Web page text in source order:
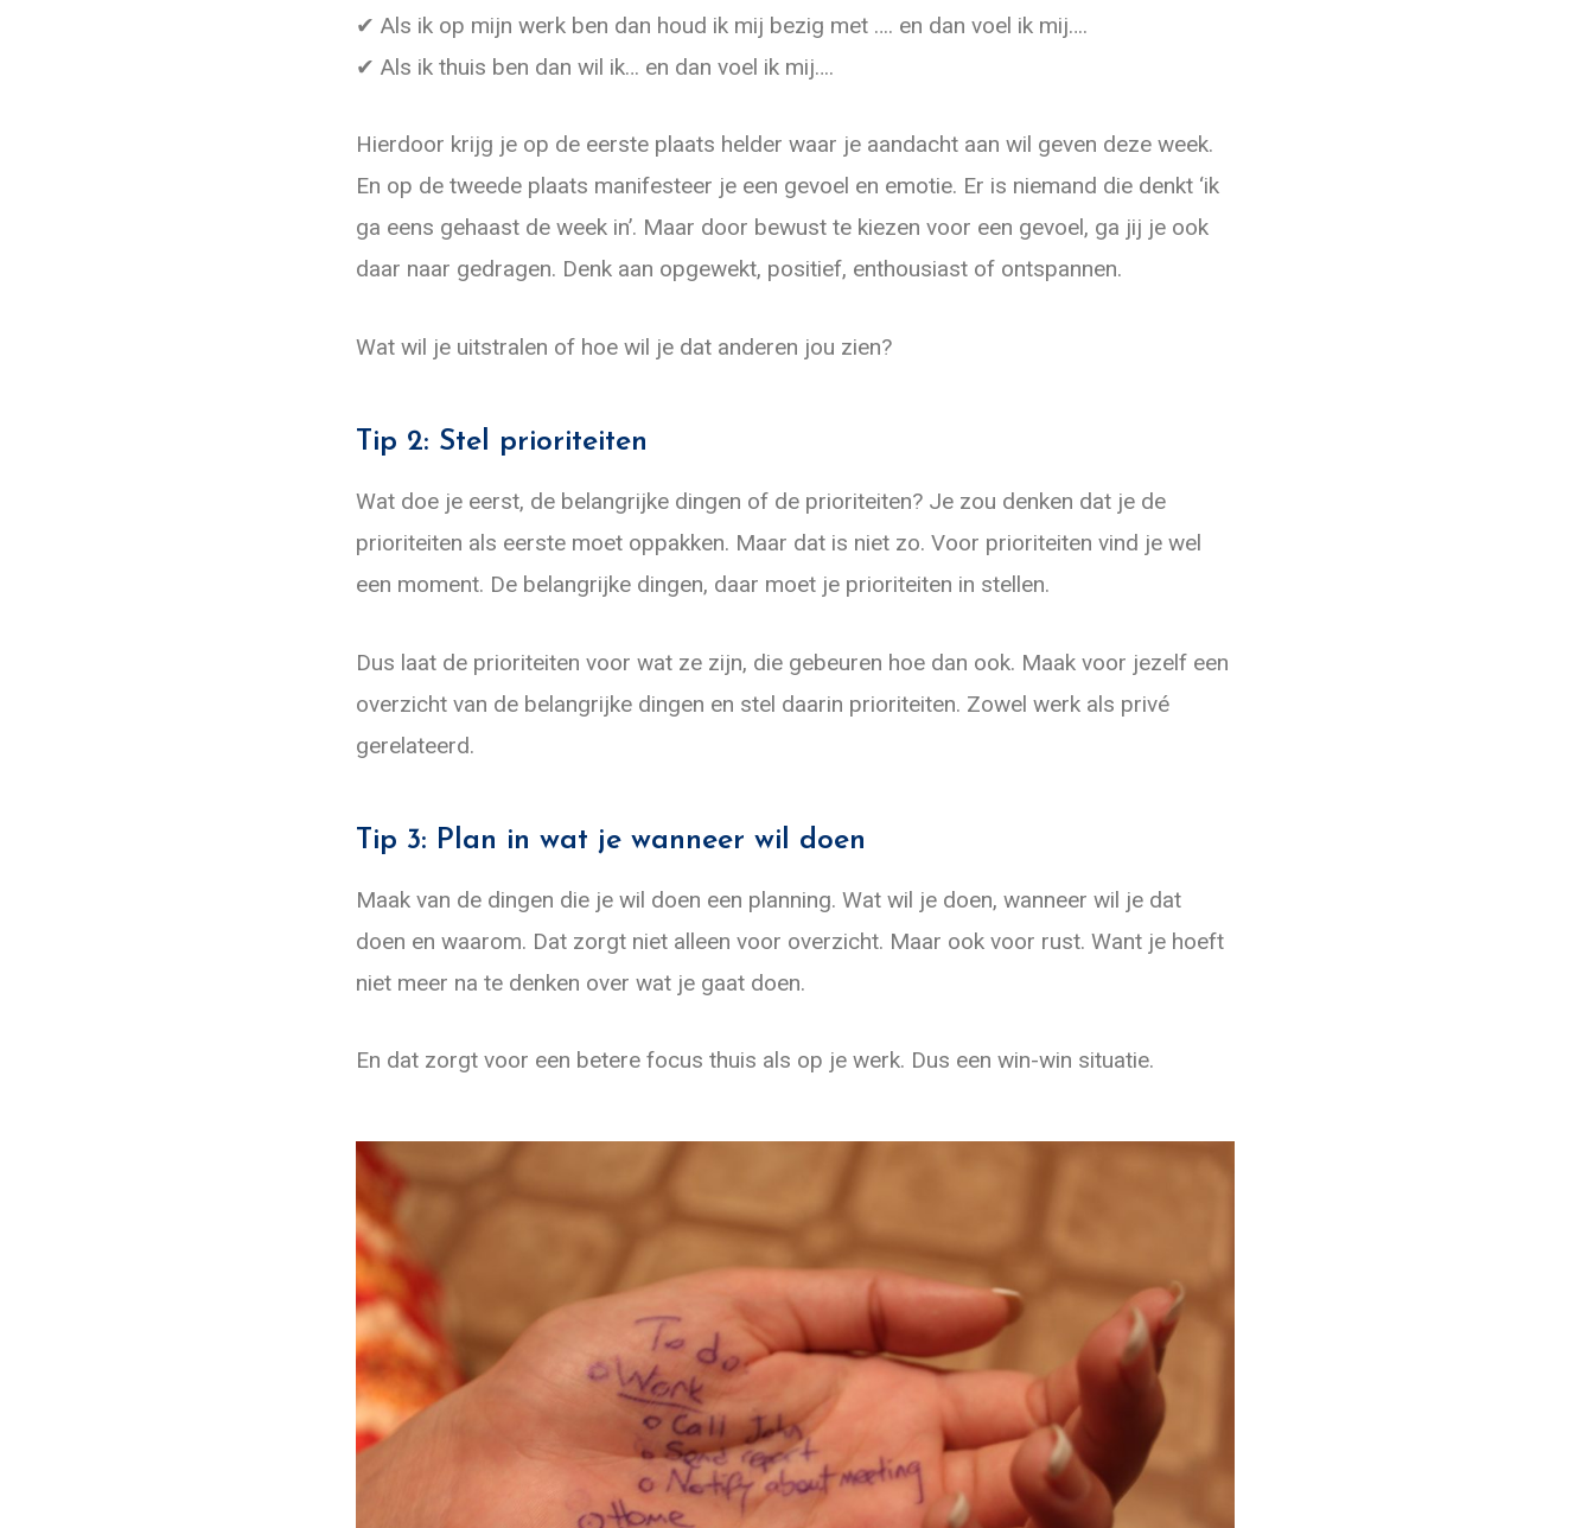
✔ Als ik op mijn werk ben dan houd ik mij bezig met …. en dan voel ik mij….
✔ Als ik thuis ben dan wil ik… en dan voel ik mij….
Hierdoor krijg je op de eerste plaats helder waar je aandacht aan wil geven deze week.
En op de tweede plaats manifesteer je een gevoel en emotie. Er is niemand die denkt ‘ik
ga eens gehaast de week in’. Maar door bewust te kiezen voor een gevoel, ga jij je ook
daar naar gedragen. Denk aan opgewekt, positief, enthousiast of ontspannen.
Wat wil je uitstralen of hoe wil je dat anderen jou zien?
Tip 2: Stel prioriteiten
Wat doe je eerst, de belangrijke dingen of de prioriteiten? Je zou denken dat je de
prioriteiten als eerste moet oppakken. Maar dat is niet zo. Voor prioriteiten vind je wel
een moment. De belangrijke dingen, daar moet je prioriteiten in stellen.
Dus laat de prioriteiten voor wat ze zijn, die gebeuren hoe dan ook. Maak voor jezelf een
overzicht van de belangrijke dingen en stel daarin prioriteiten. Zowel werk als privé
gerelateerd.
Tip 3: Plan in wat je wanneer wil doen
Maak van de dingen die je wil doen een planning. Wat wil je doen, wanneer wil je dat
doen en waarom. Dat zorgt niet alleen voor overzicht. Maar ook voor rust. Want je hoeft
niet meer na te denken over wat je gaat doen.
En dat zorgt voor een betere focus thuis als op je werk. Dus een win-win situatie.